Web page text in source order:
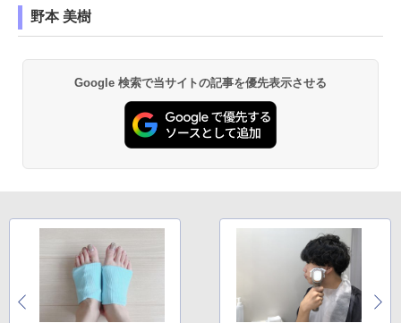
野本 美樹
Google 検索で当サイトの記事を優先表示させる